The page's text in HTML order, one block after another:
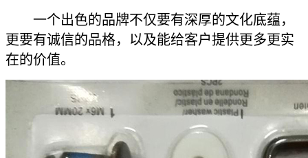
一个出色的品牌不仅要有深厚的文化底蕴，
更要有诚信的品格，以及能给客户提供更多更实
在的价值。